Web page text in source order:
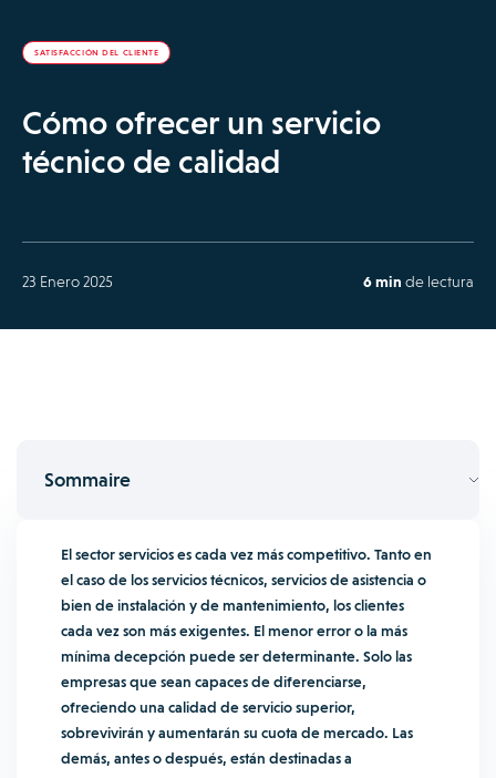
SATISFACCIÓN DEL CLIENTE
Cómo ofrecer un servicio
técnico de calidad
23 Enero 2025 6 min de lectura
Sommaire
El sector servicios es cada vez más competitivo. Tanto en
el caso de los servicios técnicos, servicios de asistencia o
bien de instalación y de mantenimiento, los clientes
cada vez son más exigentes. El menor error o la más
mínima decepción puede ser determinante. Solo las
empresas que sean capaces de diferenciarse,
ofreciendo una calidad de servicio superior,
sobrevivirán y aumentarán su cuota de mercado. Las
demás, antes o después, están destinadas a